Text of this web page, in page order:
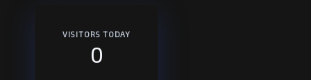
VISITORS TODAY
0